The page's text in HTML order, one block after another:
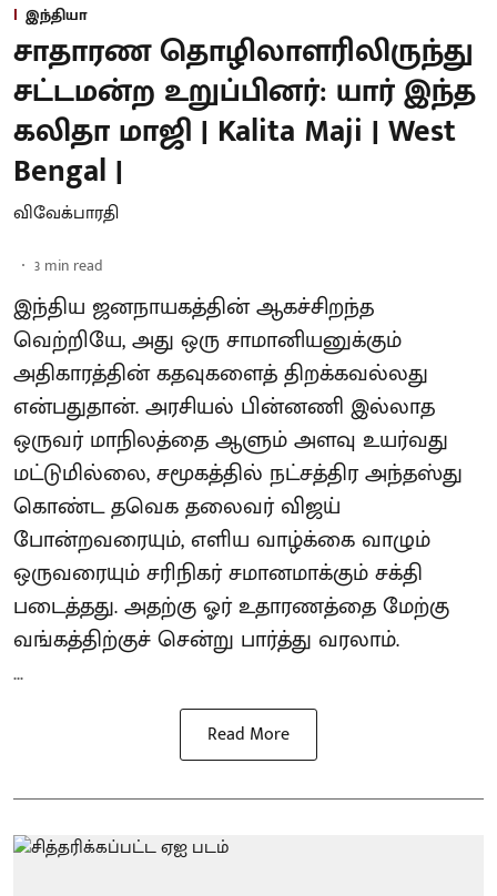
இந்தியா
சாதாரண தொழிலாளரிலிருந்து
சட்டமன்ற உறுப்பினர்: யார் இந்த
கலிதா மாஜி | Kalita Maji | West
Bengal |
விவேக்பாரதி
3 min read
இந்திய ஜனநாயகத்தின் ஆகச்சிறந்த
வெற்றியே, அது ஒரு சாமானியனுக்கும்
அதிகாரத்தின் கதவுகளைத் திறக்கவல்லது
என்பதுதான். அரசியல் பின்னணி இல்லாத
ஒருவர் மாநிலத்தை ஆளும் அளவு உயர்வது
மட்டுமில்லை, சமூகத்தில் நட்சத்திர அந்தஸ்து
கொண்ட தவெக தலைவர் விஜய்
போன்றவரையும், எளிய வாழ்க்கை வாழும்
ஒருவரையும் சரிநிகர் சமானமாக்கும் சக்தி
படைத்தது. அதற்கு ஓர் உதாரணத்தை மேற்கு
வங்கத்திற்குச் சென்று பார்த்து வரலாம்.
...
Read More